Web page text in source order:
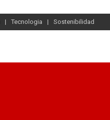
Tecnologia Sostenibilidad